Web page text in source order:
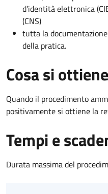
d’identità elettronica
(CNS)
tutta la
della pratica.
Cosa si ottiene
Quando il procedimento
positivamente si ottiene la
Tempi e
Durata massima del